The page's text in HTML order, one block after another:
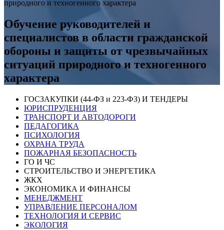
природного и техногенного характера
Обучение руководителей и
специалистов в области гражданской
обороны и защиты от чрезвычайных
ситуаций природного и техногенного
характера
ГОСЗАКУПКИ (44-ФЗ и 223-ФЗ) И ТЕНДЕРЫ
ЮРИСПРУДЕНЦИЯ
ТРАНСПОРТ И АВТОДОРОГИ
ПЕДАГОГИКА
ПСИХОЛОГИЯ
ОХРАНА ТРУДА
ПОЖАРНАЯ БЕЗОПАСНОСТЬ
ГО И ЧС
СТРОИТЕЛЬСТВО И ЭНЕРГЕТИКА
ЖКХ
ЭКОНОМИКА И ФИНАНСЫ
МЕНЕДЖМЕНТ
УПРАВЛЕНИЕ ПЕРСОНАЛОМ
ТЕХНОЛОГИЯ И СЕРВИС
ЭКОЛОГИЯ